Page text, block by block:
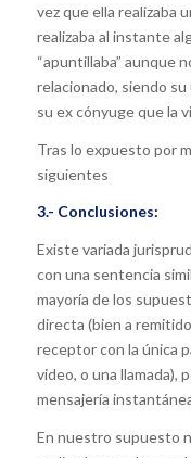
vez que ella realizaba
realizaba al instante
“apuntillaba” aunque
relacionado, siendo
su ex cónyuge que la
Tras lo expuesto por
siguientes
3.- Conclusiones:
Existe variada
con una sentencia
mayoría de los
directa (bien a
receptor con la única
video, o una llamada),
mensajería
En nuestro supuesto